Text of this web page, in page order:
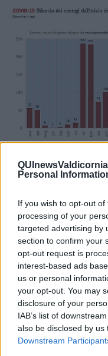
Personal
If you wish to opt-out
processing of your
targeted advertising by
section to confirm your
opt-out request is
interest-based ads
us or personal
your opt-out. You may
disclosure of your
IAB’s list of
also be disclosed by
Downstream
Si tratta, come
63 anni, donna di 90
uomo di 81 anni e uomo
In provincia si contano
totale contagi, da inizio
Questo il quadro dei
2, Livorno 31;VALLI
Cecina 4, Piombino 9,
Suvereto 2;ELBA: 4 casi
Portoferraio 2;